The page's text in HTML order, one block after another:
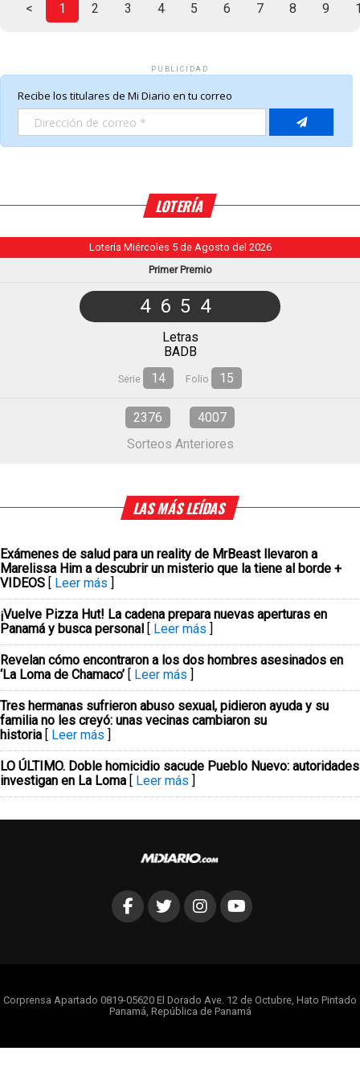
< 1 2 3 4 5 6 7 8 9
PUBLICIDAD
LOTERÍA
Lotería Miércoles 5 de Agosto del 2026
Primer Premio
4654
Letras
BADB
Serie 14 Folio 15
2376
4007
Sorteos Anteriores
LAS MÁS LEÍDAS
Exámenes de salud para un reality de MrBeast llevaron a
Marelissa Him a descubrir un misterio que la tiene al borde +
VIDEOS [ Leer más ]
¡Vuelve Pizza Hut! La cadena prepara nuevas aperturas en
Panamá y busca personal [ Leer más ]
Revelan cómo encontraron a los dos hombres asesinados en
‘La Loma de Chamaco’ [ Leer más ]
Tres hermanas sufrieron abuso sexual, pidieron ayuda y su
familia no les creyó: unas vecinas cambiaron su
historia [ Leer más ]
LO ÚLTIMO. Doble homicidio sacude Pueblo Nuevo: autoridades
investigan en La Loma [ Leer más ]
Corprensa Apartado 0819-05620 El Dorado Ave. 12 de Octubre, Hato Pintado
Panamá, República de Panamá